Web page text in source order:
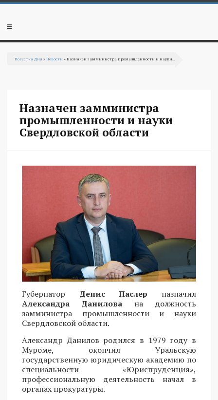
Перейти к основному содержанию
Мобильное
Повестка Дня »Новости » Назначен замминистра промышленности и науки...
Назначен замминистра
промышленности и науки
Свердловской области
Губернатор Денис Паслер назначил
Александра Данилова на должность
замминистра промышленности и науки
Свердловской области.
Александр Данилов родился в 1979 году в
Муроме, окончил Уральскую
государственную юридическую академию по
специальности «Юриспруденция»,
профессиональную деятельность начал в
органах прокуратуры.